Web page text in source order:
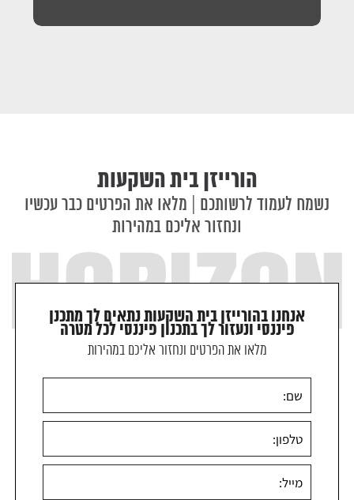
הורייזן בית השקעות
נשמח לעמוד לרשותכם | מלאו את הפרטים כבר עכשיו
ונחזור אליכם במהירות
אנחנו בהורייזן בית השקעות נתאים לך מתכנן
פיננסי ונעזור לך בתכנון פיננסי לכל מטרה
מלאו את הפרטים ונחזור אליכם במהירות